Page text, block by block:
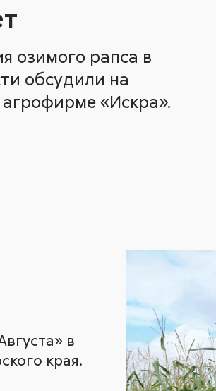
озимого рапса в
обсудили на
«Искра».
в
края.